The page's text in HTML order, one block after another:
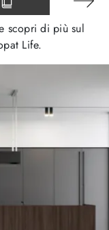
scopri di più sul
Life.